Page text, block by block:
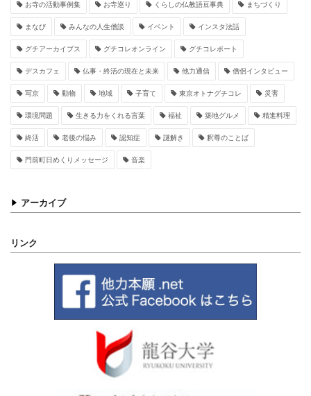
お寺の活動事例集 お寺巡り くらしの仏教語豆事典 まちづくり
まなび みんなの人生僧談 イベント インスタ法話
グチアーカイブス グチコレオンライン グチコレポート
デスカフェ 仏事・終活の現在と未来 他力通信 僧侶インタビュー
写京 動物 地域 子育て 東京オトナグチコレ 災害
環境問題 生きる力をくれる言葉 福祉 築地グルメ 精進料理
終活 老後の悩み 認知症 謎解き 釈尊のことば
門前町日めくりメッセージ 音楽
アーカイブ
リンク